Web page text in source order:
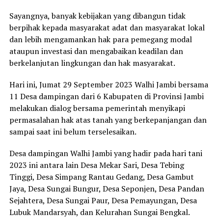
Sayangnya, banyak kebijakan yang dibangun tidak
berpihak kepada masyarakat adat dan masyarakat lokal
dan lebih mengamankan hak para pemegang modal
ataupun investasi dan mengabaikan keadilan dan
berkelanjutan lingkungan dan hak masyarakat.
Hari ini, Jumat 29 September 2023 Walhi Jambi bersama
11 Desa dampingan dari 6 Kabupaten di Provinsi Jambi
melakukan dialog bersama pemerintah menyikapi
permasalahan hak atas tanah yang berkepanjangan dan
sampai saat ini belum terselesaikan.
Desa dampingan Walhi Jambi yang hadir pada hari tani
2023 ini antara lain Desa Mekar Sari, Desa Tebing
Tinggi, Desa Simpang Rantau Gedang, Desa Gambut
Jaya, Desa Sungai Bungur, Desa Seponjen, Desa Pandan
Sejahtera, Desa Sungai Paur, Desa Pemayungan, Desa
Lubuk Mandarsyah, dan Kelurahan Sungai Bengkal.